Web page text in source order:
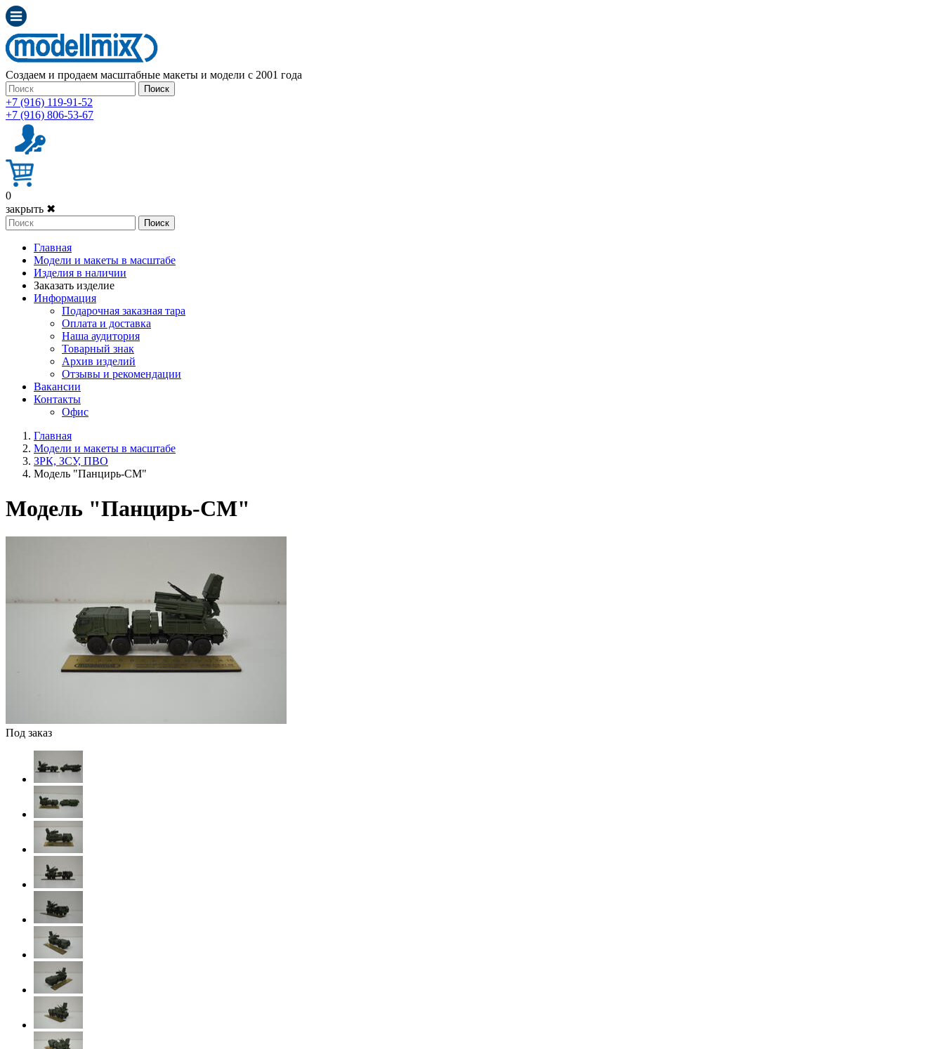
Создаем и продаем масштабные макеты и модели с 2001 года
Поиск
+7 (916) 119-91-52
+7 (916) 806-53-67
0
закрыть ✖
Поиск
Главная
Модели и макеты в масштабе
Изделия в наличии
Заказать изделие
Информация
Подарочная заказная тара
Оплата и доставка
Наша аудитория
Товарный знак
Архив изделий
Отзывы и рекомендации
Вакансии
Контакты
Офис
Главная
Модели и макеты в масштабе
ЗРК, ЗСУ, ПВО
Модель "Панцирь-СМ"
Модель "Панцирь-СМ"
Под заказ